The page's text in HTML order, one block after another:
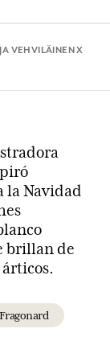
VEHVILÄINEN X
la Navidad
brillan de